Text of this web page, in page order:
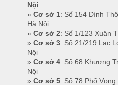
Nội
» Cơ sở 1: Số 154 Đình
Hà Nội
» Cơ sở 2: Số 1/123 Xuân
» Cơ sở 3: Số 21/219 Lạc
Nội
» Cơ sở 4: Số 68 Khương
Nội
» Cơ sở 5: Số 78 Phố